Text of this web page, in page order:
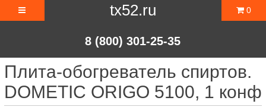
tx52.ru
8 (800) 301-25-35
0
Плита-обогреватель спиртов.
DOMETIC ORIGO 5100, 1 конф